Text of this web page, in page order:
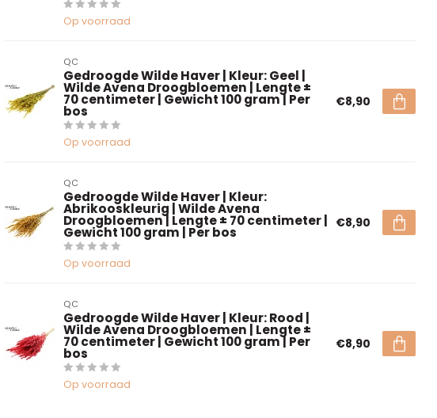
Op voorraad
QC
Gedroogde Wilde Haver | Kleur: Geel |
Wilde Avena Droogbloemen | Lengte ±
70 centimeter | Gewicht 100 gram | Per
bos
Op voorraad
€8,90
QC
Gedroogde Wilde Haver | Kleur:
Abrikooskleurig | Wilde Avena
Droogbloemen | Lengte ± 70 centimeter |
Gewicht 100 gram | Per bos
Op voorraad
€8,90
QC
Gedroogde Wilde Haver | Kleur: Rood |
Wilde Avena Droogbloemen | Lengte ±
70 centimeter | Gewicht 100 gram | Per
bos
Op voorraad
€8,90